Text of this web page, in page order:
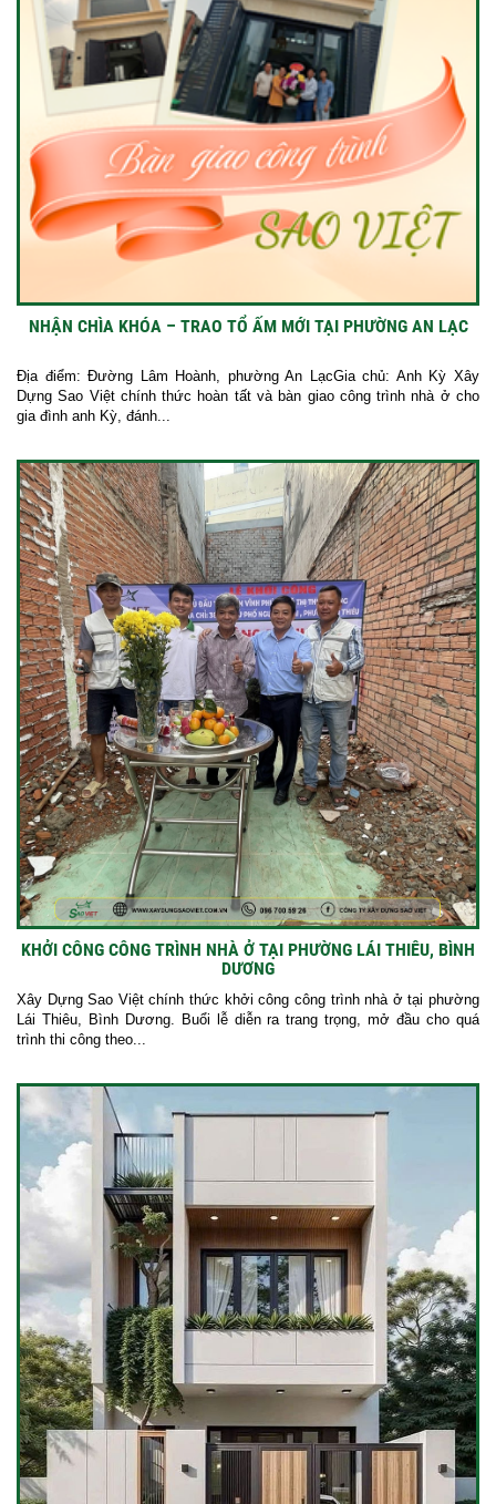
NHẬN CHÌA KHÓA – TRAO TỔ ẤM MỚI TẠI PHƯỜNG AN LẠC
Địa điểm: Đường Lâm Hoành, phường An LạcGia chủ: Anh Kỳ Xây
Dựng Sao Việt chính thức hoàn tất và bàn giao công trình nhà ở cho
gia đình anh Kỳ, đánh...
KHỞI CÔNG CÔNG TRÌNH NHÀ Ở TẠI PHƯỜNG LÁI THIÊU, BÌNH
DƯƠNG
Xây Dựng Sao Việt chính thức khởi công công trình nhà ở tại phường
Lái Thiêu, Bình Dương. Buổi lễ diễn ra trang trọng, mở đầu cho quá
trình thi công theo...